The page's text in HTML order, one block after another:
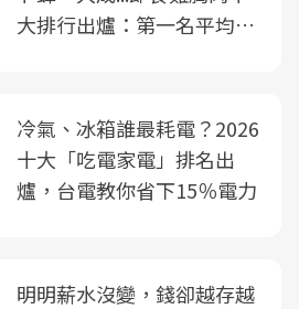
大排行出爐：第一名平均一
冷氣、冰箱誰最耗電？2026
十大「吃電家電」排名出
爐，台電教你省下15％電力
明明薪水沒變，錢卻越存越